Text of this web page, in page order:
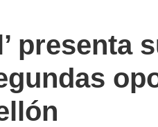
presenta